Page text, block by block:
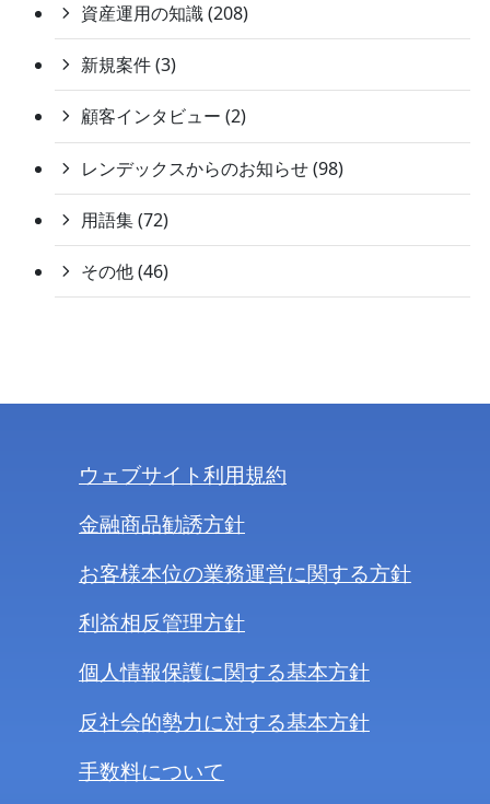
資産運用の知識 (208)
新規案件 (3)
顧客インタビュー (2)
レンデックスからのお知らせ (98)
用語集 (72)
その他 (46)
ウェブサイト利用規約
金融商品勧誘方針
お客様本位の業務運営に関する方針
利益相反管理方針
個人情報保護に関する基本方針
反社会的勢力に対する基本方針
手数料について